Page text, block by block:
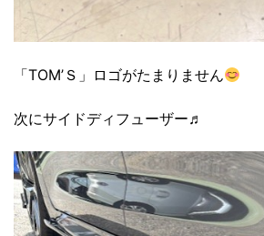
「TOM’Ｓ」ロゴがたまりません
次にサイドディフューザー♬